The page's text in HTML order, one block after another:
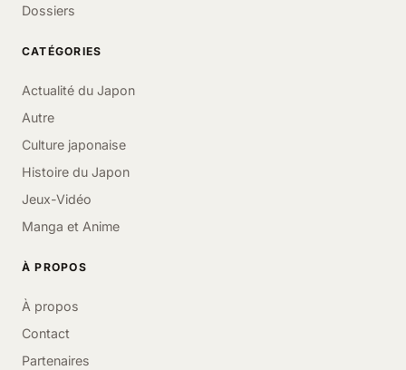
Dossiers
CATÉGORIES
Actualité du Japon
Autre
Culture japonaise
Histoire du Japon
Jeux-Vidéo
Manga et Anime
À PROPOS
À propos
Contact
Partenaires